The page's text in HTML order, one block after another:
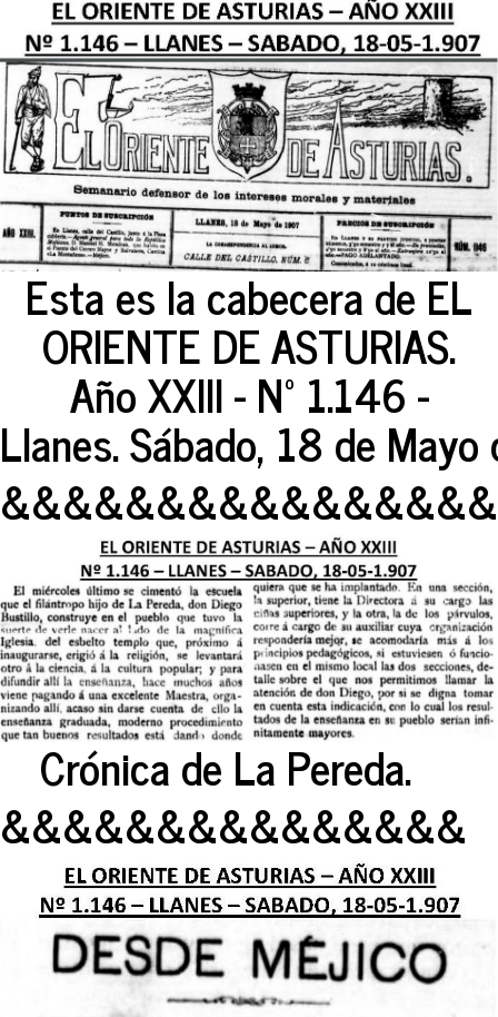
Esta es la cabecera de EL
ORIENTE DE ASTURIAS.
Año XXIII - Nº 1.146 -
Llanes. Sábado, 18 de
Crónica de La Pereda.
&&&&&&&&&&&&&&&